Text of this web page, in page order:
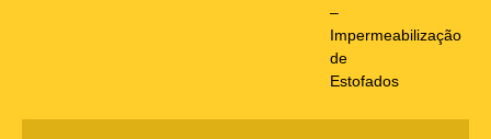
–
Impermeabilização
de
Estofados